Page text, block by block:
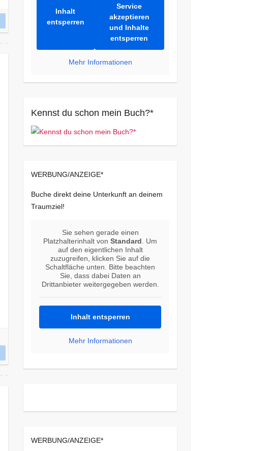
Inhalt
entsperren
Service
akzeptieren
und Inhalte
entsperren
Mehr Informationen
Kennst du schon mein Buch?*
WERBUNG/ANZEIGE*
Buche direkt deine Unterkunft an deinem
Traumziel!
Sie sehen gerade einen
Platzhalterinhalt vonStandard . Um
auf den eigentlichen Inhalt
zuzugreifen, klicken Sie auf die
Schaltfläche unten. Bitte beachten
Sie, dass dabei Daten an
Drittanbieter weitergegeben werden.
Inhalt entsperren
Mehr Informationen
WERBUNG/ANZEIGE*